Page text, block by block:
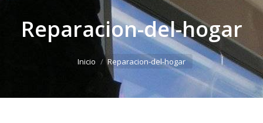
Reparacion-del-hogar
Estás aquí:
Inicio Reparacion-del-hogar